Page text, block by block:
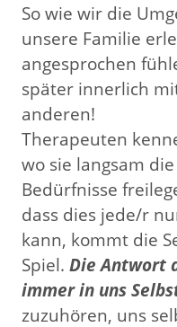
So wie wir die
unsere Familie
angesprochen
später innerlich
anderen!
Therapeuten
wo sie langsam
Bedürfnisse
dass dies jede/r
kann, kommt die
Spiel. Die Antwort
immer in uns
zuzuhören, uns